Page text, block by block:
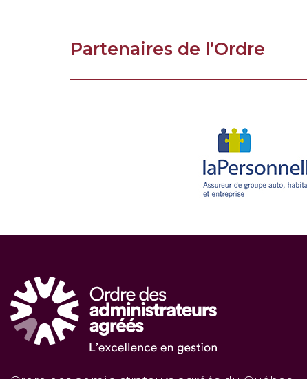
Partenaires de l’Ordre